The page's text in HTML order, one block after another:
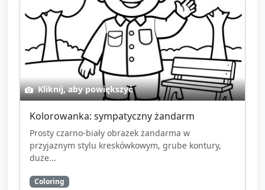
Kliknij, aby powiększyć
Kolorowanka: sympatyczny żandarm
Prosty czarno-biały obrazek żandarma w
przyjaznym stylu kreskówkowym, grube kontury,
duże...
Coloring